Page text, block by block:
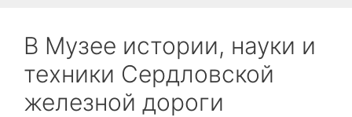
В Музее истории, науки и
техники Сердловской
железной дороги